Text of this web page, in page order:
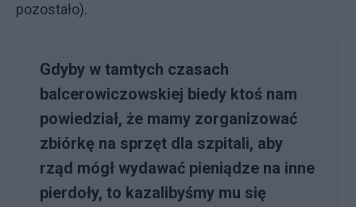
pozostało).
Gdyby w tamtych czasach
balcerowiczowskiej biedy ktoś nam
powiedział, że mamy zorganizować
zbiórkę na sprzęt dla szpitali, aby
rząd mógł wydawać pieniądze na inne
pierdoły, to kazalibyśmy mu się